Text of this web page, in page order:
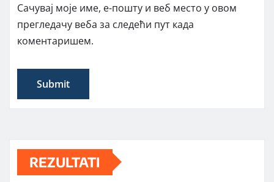
Сачувај моје име, е-пошту и веб место у овом
прегледачу веба за следећи пут када
коментаришем.
REZULTATI